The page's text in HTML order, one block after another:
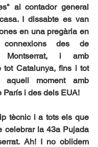
al contador general
I dissabte es van
en una pregària en
des de
i amb
tot Catalunya, fins i tot
aquell moment amb
París i des dels EUA!
tècnic i a tots els que
celebrar la 43a Pujada
Ah! I no oblidem